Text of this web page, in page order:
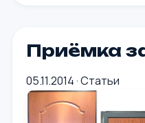
Приёмка
05.11.2014·Статьи